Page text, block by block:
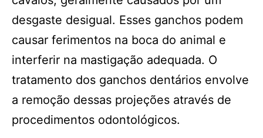
desgaste desigual. Esses ganchos podem
causar ferimentos na boca do animal e
interferir na mastigação adequada. O
tratamento dos ganchos dentários envolve
a remoção dessas projeções através de
procedimentos odontológicos.